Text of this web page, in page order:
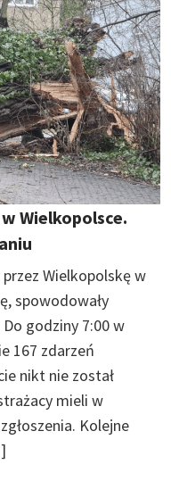
Wielkopolsce.
Wielkopolskę w
spowodowały
godziny 7:00 w
167 zdarzeń
nikt nie został
mieli w
Kolejne